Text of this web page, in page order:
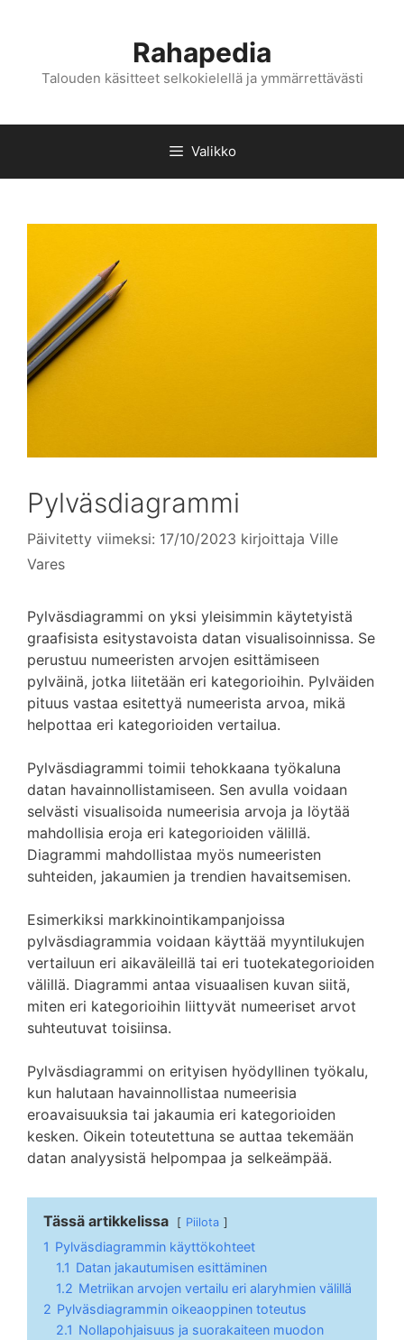
Rahapedia
Talouden käsitteet selkokielellä ja ymmärrettävästi
Valikko
Pylväsdiagrammi
Päivitetty viimeksi: 17/10/2023 kirjoittaja Ville
Vares
Pylväsdiagrammi on yksi yleisimmin käytetyistä
graafisista esitystavoista datan visualisoinnissa. Se
perustuu numeeristen arvojen esittämiseen
pylväinä, jotka liitetään eri kategorioihin. Pylväiden
pituus vastaa esitettyä numeerista arvoa, mikä
helpottaa eri kategorioiden vertailua.
Pylväsdiagrammi toimii tehokkaana työkaluna
datan havainnollistamiseen. Sen avulla voidaan
selvästi visualisoida numeerisia arvoja ja löytää
mahdollisia eroja eri kategorioiden välillä.
Diagrammi mahdollistaa myös numeeristen
suhteiden, jakaumien ja trendien havaitsemisen.
Esimerkiksi markkinointikampanjoissa
pylväsdiagrammia voidaan käyttää myyntilukujen
vertailuun eri aikaväleillä tai eri tuotekategorioiden
välillä. Diagrammi antaa visuaalisen kuvan siitä,
miten eri kategorioihin liittyvät numeeriset arvot
suhteutuvat toisiinsa.
Pylväsdiagrammi on erityisen hyödyllinen työkalu,
kun halutaan havainnollistaa numeerisia
eroavaisuuksia tai jakaumia eri kategorioiden
kesken. Oikein toteutettuna se auttaa tekemään
datan analyysistä helpompaa ja selkeämpää.
Tässä artikkelissa Piilota
1 Pylväsdiagrammin käyttökohteet
1.1 Datan jakautumisen esittäminen
1.2 Metriikan arvojen vertailu eri alaryhmien välillä
2 Pylväsdiagrammin oikeaoppinen toteutus
2.1 Nollapohjaisuus ja suorakaiteen muodon